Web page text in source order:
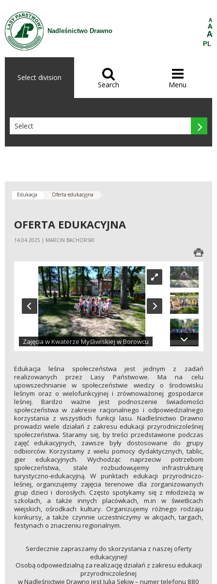
Skip to Content
Nadleśnictwo Drawno
A
A
A
PL
Select division 
Search

Menu

Edukacja Oferta edukacyjna
OFERTA EDUKACYJNA
14.04.2025 | MARCIN BACHORSKI
Zajęcia w Kwaterze Myśliwiskiej w Borowcu
Edukacja leśna społeczeństwa jest jednym z zadań
realizowanych przez Lasy Państwowe. Ma na celu
upowszechnianie w społeczeństwie wiedzy o środowisku
leśnym oraz o wielofunkcyjnej i zrównoważonej gospodarce
leśnej. Bardzo ważne jest podnoszenie świadomości
społeczeństwa w zakresie racjonalnego i odpowiedzialnego
korzystania z wszystkich funkcji lasu. Nadleśnictwo Drawno
prowadzi wiele działań z zakresu edukacji przyrodniczoleśnej
społeczeństwa. Staramy się, by treści przedstawione podczas
zajęć edukacyjnych, zawsze były dostosowane do grupy
odbiorców. Korzystamy z wielu pomocy dydaktycznych, tablic,
gier edukacyjnych. Wychodząc naprzeciw potrzebom
społeczeństwa, stale rozbudowujemy infrastrukturę
turystyczno-edukacyjną. W punktach edukacji przyrodniczo-
leśnej, organizujemy zajęcia terenowe dla zorganizowanych
grup dzieci i dorosłych. Często spotykamy się z młodzieżą w
szkołach, a także innych placówkach, m.in w świetlicach
wiejskich, ośrodkach kultury. Organizujemy różnego rodzaju
konkursy, a także czynnie uczestniczymy w akcjach, targach,
festynach o znaczeniu regionalnym.
Serdecznie zapraszamy do skorzystania z naszej oferty
edukacyjnej!
Osobą odpowiedzialną za realizację działań z zakresu edukacji
przyrodniczoleśnej
w Nadleśnictwie Drawno jest Julia Sękiw – numer telefonu 880